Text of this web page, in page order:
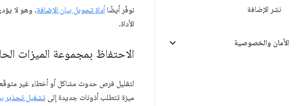
نشر الإضافة
الأمان والخصوصية
نوفّر أيضًا أداة تحويل بيان الإضافة
الأداة.
الاحتفاظ بمجموعة الميزات
لتقليل فرص حدوث مشاكل أو أخطاء غير
ميزة تتطلب أذونات جديدة إلى تشغيل تحذير